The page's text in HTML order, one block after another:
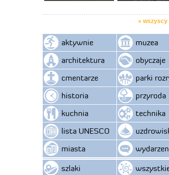
» wszyscy
aktywnie
architektura
cmentarze
historia
kuchnia
lista UNESCO
miasta
szlaki
muzea
obyczaje
parki
przyroda
technika